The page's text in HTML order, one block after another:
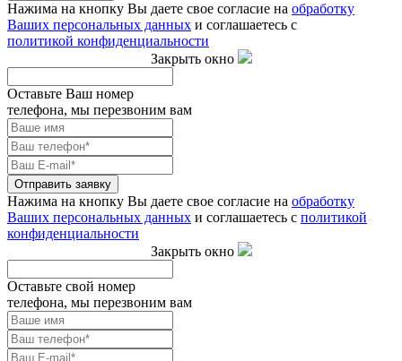
Нажима на кнопку Вы даете свое согласие на обработку
Ваших персональных данных и соглашаетесь с
политикой конфиденциальности
Закрыть окно
Оставьте Ваш номер
телефона, мы перезвоним вам
Отправить заявку
Нажима на кнопку Вы даете свое согласие на обработку
Ваших персональных данных и соглашаетесь с политикой
конфиденциальности
Закрыть окно
Оставьте свой номер
телефона, мы перезвоним вам